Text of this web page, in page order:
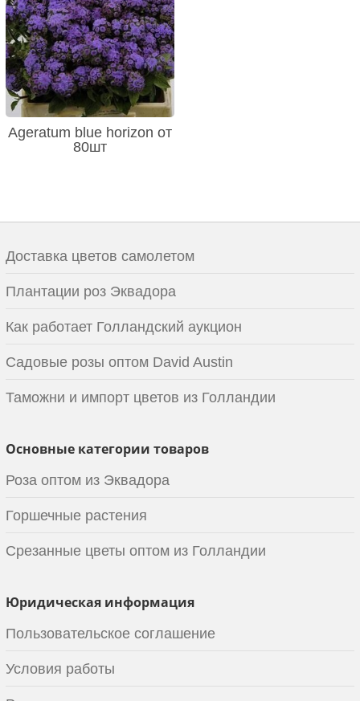
Ageratum blue horizon от
80шт
Доставка цветов самолетом
Плантации роз Эквадора
Как работает Голландский аукцион
Садовые розы оптом David Austin
Таможни и импорт цветов из Голландии
Основные категории товаров
Роза оптом из Эквадора
Горшечные растения
Срезанные цветы оптом из Голландии
Юридическая информация
Пользовательское соглашение
Условия работы